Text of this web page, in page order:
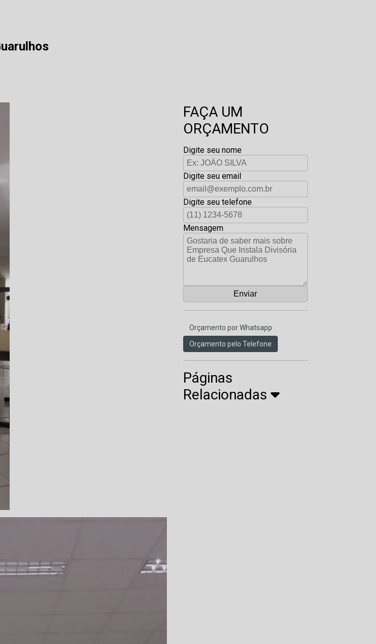
FAÇA UM
ORÇAMENTO
Digite seu nome
Digite seu email
Digite seu telefone
Mensagem
Orçamento por Whatsapp
Orçamento pelo Telefone
Páginas
Relacionadas